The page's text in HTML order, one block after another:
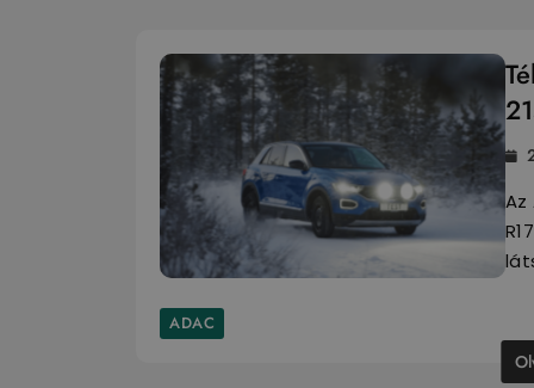
Az
ADAC